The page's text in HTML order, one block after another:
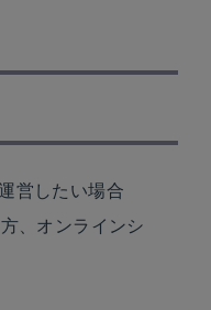
営したい場合
、オンラインシ